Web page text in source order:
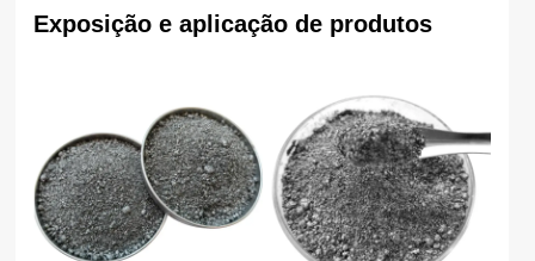
Exposição e aplicação de produtos